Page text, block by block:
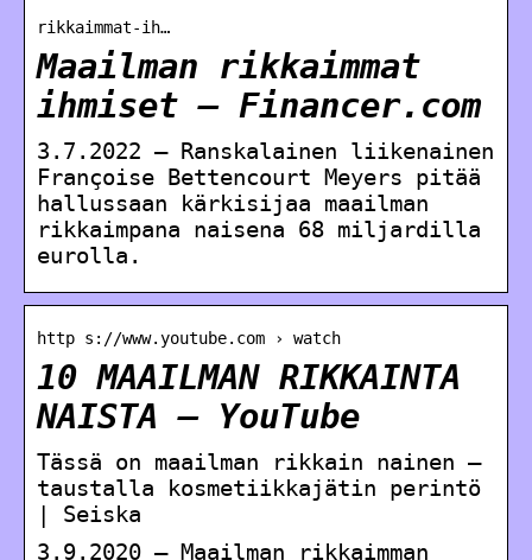
rikkaimmat-ih…
Maailman rikkaimmat
ihmiset – Financer.com
3.7.2022 — Ranskalainen liikenainen
Françoise Bettencourt Meyers pitää
hallussaan kärkisijaa maailman
rikkaimpana naisena 68 miljardilla
eurolla.
http s://www.youtube.com › watch
10 MAAILMAN RIKKAINTA
NAISTA – YouTube
Tässä on maailman rikkain nainen –
taustalla kosmetiikkajätin perintö
| Seiska
3.9.2020 — Maailman rikkaimman